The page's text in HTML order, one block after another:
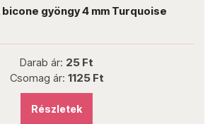
bicone gyöngy 4 mm Turquoise
Darab ár: 25 Ft
Csomag ár: 1125 Ft
Részletek